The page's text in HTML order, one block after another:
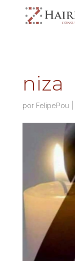
niza
por FelipePou